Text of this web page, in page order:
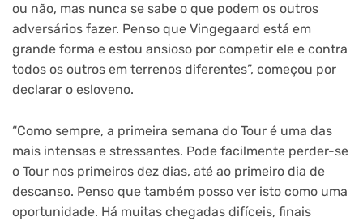
ou não, mas nunca se sabe o que podem os outros
adversários fazer. Penso que Vingegaard está em
grande forma e estou ansioso por competir ele e contra
todos os outros em terrenos diferentes”, começou por
declarar o esloveno.
“Como sempre, a primeira semana do Tour é uma das
mais intensas e stressantes. Pode facilmente perder-se
o Tour nos primeiros dez dias, até ao primeiro dia de
descanso. Penso que também posso ver isto como uma
oportunidade. Há muitas chegadas difíceis, finais